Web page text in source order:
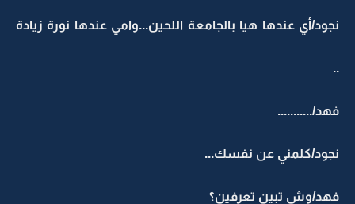
نجود/أي عندها هيا بالجامعة اللحين...وامي عندها نورة زيادة
..
فهد/...........
نجود/كلمني عن نفسك...
فهد/وش تبين تعرفين؟